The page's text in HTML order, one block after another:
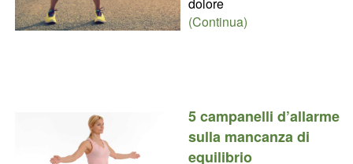
(Continua)
5 campanelli d’allarme
sulla mancanza di
equilibrio